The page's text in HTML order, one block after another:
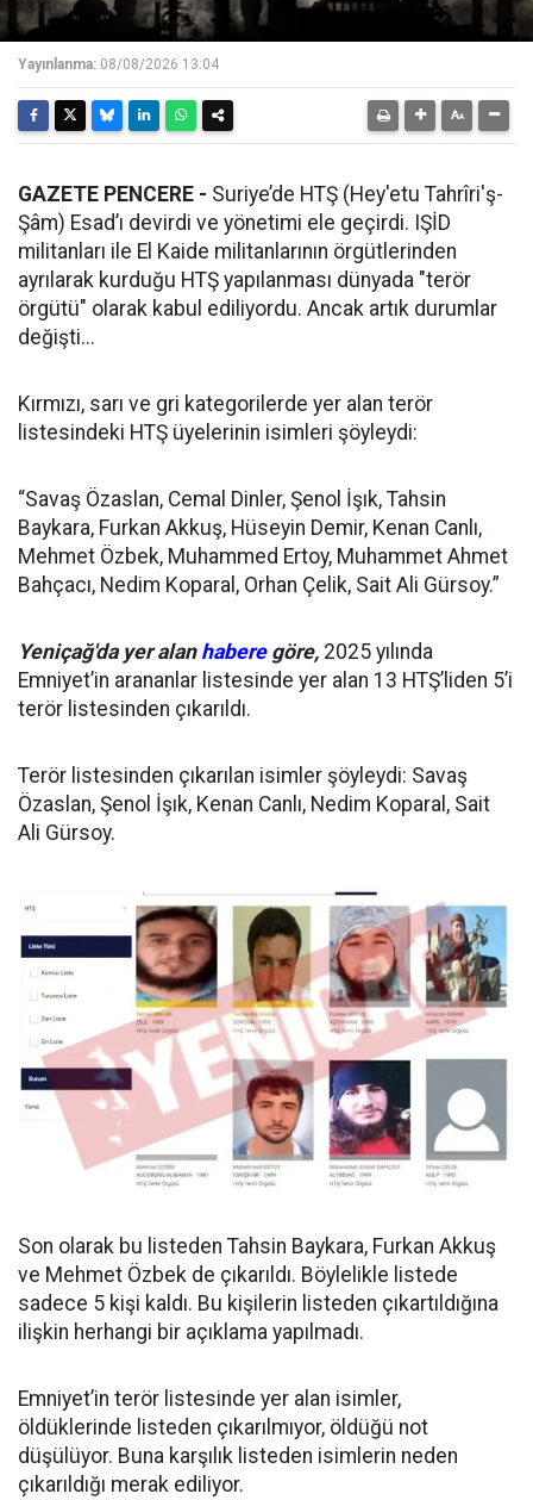
Yayınlanma: 08/08/2026 13:04
GAZETE PENCERE - Suriye’de HTŞ (Hey'etu Tahrîri'ş-
Şâm) Esad’ı devirdi ve yönetimi ele geçirdi. IŞİD
militanları ile El Kaide militanlarının örgütlerinden
ayrılarak kurduğu HTŞ yapılanması dünyada "terör
örgütü" olarak kabul ediliyordu. Ancak artık durumlar
değişti...
Kırmızı, sarı ve gri kategorilerde yer alan terör
listesindeki HTŞ üyelerinin isimleri şöyleydi:
“Savaş Özaslan, Cemal Dinler, Şenol İşık, Tahsin
Baykara, Furkan Akkuş, Hüseyin Demir, Kenan Canlı,
Mehmet Özbek, Muhammed Ertoy, Muhammet Ahmet
Bahçacı, Nedim Koparal, Orhan Çelik, Sait Ali Gürsoy.”
Yeniçağ'da yer alan haberegöre, 2025 yılında
Emniyet’in arananlar listesinde yer alan 13 HTŞ’liden 5’i
terör listesinden çıkarıldı.
Terör listesinden çıkarılan isimler şöyleydi: Savaş
Özaslan, Şenol İşık, Kenan Canlı, Nedim Koparal, Sait
Ali Gürsoy.
Son olarak bu listeden Tahsin Baykara, Furkan Akkuş
ve Mehmet Özbek de çıkarıldı. Böylelikle listede
sadece 5 kişi kaldı. Bu kişilerin listeden çıkartıldığına
ilişkin herhangi bir açıklama yapılmadı.
Emniyet’in terör listesinde yer alan isimler,
öldüklerinde listeden çıkarılmıyor, öldüğü not
düşülüyor. Buna karşılık listeden isimlerin neden
çıkarıldığı merak ediliyor.